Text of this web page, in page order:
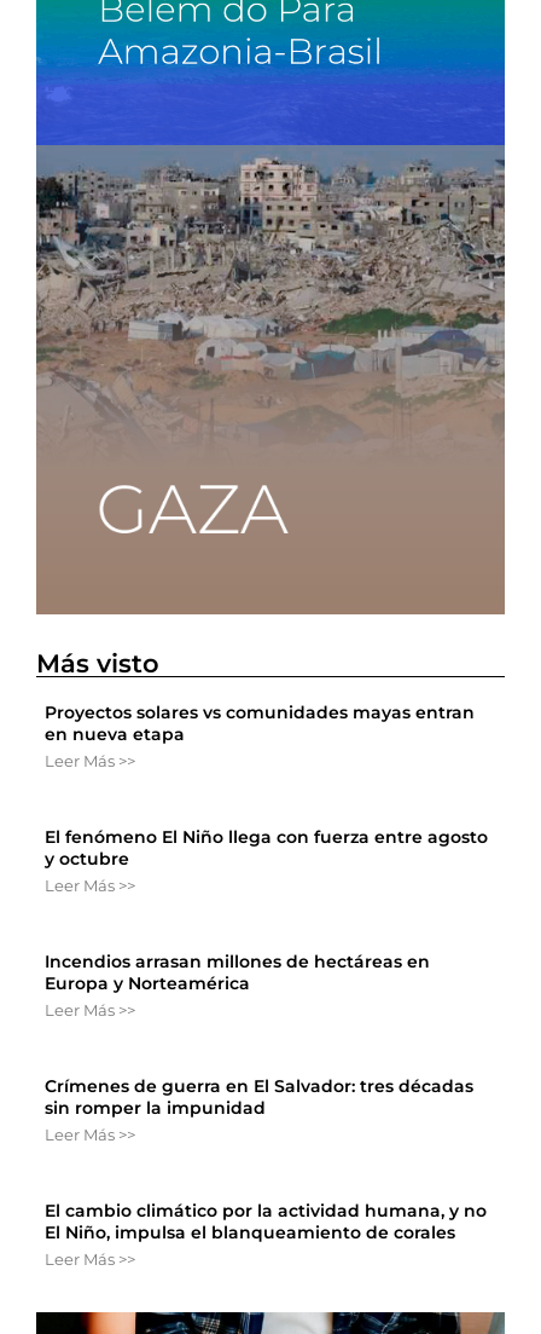
Más visto
Proyectos solares vs comunidades mayas entran
en nueva etapa
Leer Más >>
El fenómeno El Niño llega con fuerza entre agosto
y octubre
Leer Más >>
Incendios arrasan millones de hectáreas en
Europa y Norteamérica
Leer Más >>
Crímenes de guerra en El Salvador: tres décadas
sin romper la impunidad
Leer Más >>
El cambio climático por la actividad humana, y no
El Niño, impulsa el blanqueamiento de corales
Leer Más >>